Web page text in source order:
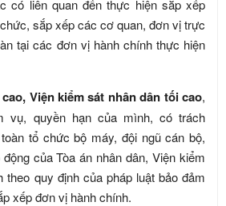
có liên quan đến thực hiện sắp xếp
sắp xếp các cơ quan, đơn vị trực
tại các đơn vị hành chính thực hiện
Viện kiểm sát nhân dân tối cao,
vụ, quyền hạn của mình, có trách
tổ chức bộ máy, đội ngũ cán bộ,
của Tòa án nhân dân, Viện kiểm
theo quy định của pháp luật bảo đảm
xếp đơn vị hành chính.